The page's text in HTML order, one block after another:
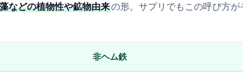
などの植物性や鉱物由来の形。サプリでもこの呼び方が
非ヘム鉄